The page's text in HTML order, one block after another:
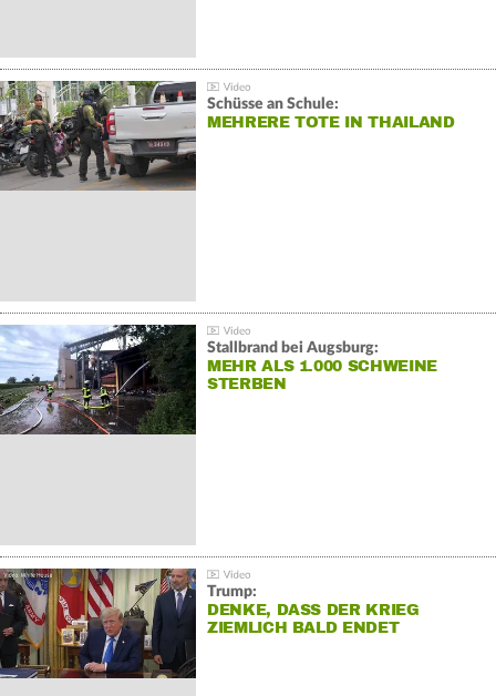
Schüsse an Schule:
MEHRERE TOTE IN THAILAND
Stallbrand bei Augsburg:
MEHR ALS 1.000 SCHWEINE
STERBEN
Trump:
DENKE, DASS DER KRIEG
ZIEMLICH BALD ENDET